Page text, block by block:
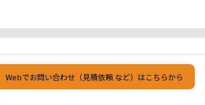
Webでお問い合わせ（見積依頼 など）はこちらから